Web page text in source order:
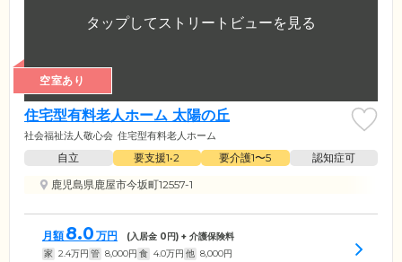
空室あり
住宅型有料老人ホーム 太陽の丘
社会福祉法人敬心会 住宅型有料老人ホーム
自立 要支援1•2 要介護1〜5
認知症可
鹿児島県鹿屋市今坂町12557-1
月額 8.0 万円 (入居金 0円) + 介護保険料
家 2.4万円 管 8,000円 食 4.0万円 他 8,000円